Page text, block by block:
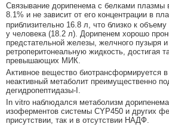
Связывание дорипенема с белками плазмы
8.1% и не зависит от его концентрации в
приблизительно 16.8 л, что близко к
у человека (18.2 л). Дорипенем хорошо
предстательной железы, желчного пузыря
ретроперитонеальную жидкость, достигая
превышающих МИК.
Активное вещество биотрансформируется
неактивный метаболит преимущественно
дегидропептидазы-I.
In vitro наблюдался метаболизм
изоферментов системы CYP450 и других
присутствии, так и в отсутствии НАДФ.